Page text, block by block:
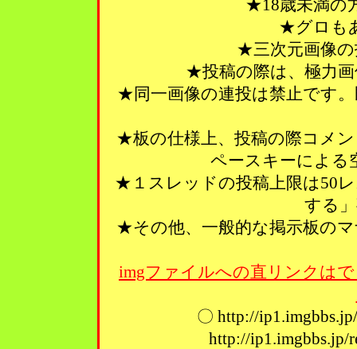
★18歳未満の
★グロも
★三次元画像
★投稿の際は、極力
★同一画像の連投は禁止です
★板の仕様上、投稿の際コメ
ペースキーによる
★１スレッドの投稿上限は50
する
★その他、一般的な掲示板の
imgファイルへの直リンクは
〇 http://
http://